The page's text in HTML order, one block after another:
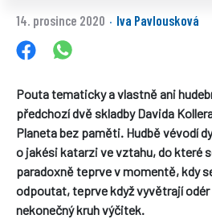
14. prosince 2020 · Iva Pavlousková
Pouta tematicky a vlastně ani
předchozí dvě skladby Davida
Planeta bez paměti. Hudbě vévodí
o jakési katarzi ve vztahu, do které
paradoxně teprve v momentě, kdy
odpoutat, teprve když vyvětrají
nekonečný kruh výčitek.